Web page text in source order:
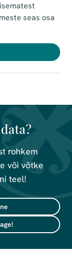
seas osa
rohkem
või võtke
teel!